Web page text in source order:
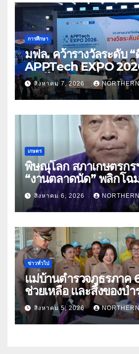
การศึกษา
มฟล. คว้ารางวัลระดับ “
APPTech EXPO
สมุนไพร ขับเคลื่อนนวัต
พาณิชย์
สิงหาคม 7, 2026 NORTHERN
เกษตร
พิษณุโลก สภาเกษตรกร
“งานตลาดนัด” พลิกโฉ
“เกษตรรุ่งเรืองเมืองสอ
ประโยชน์เกษตรกร ดึง
คู่ธุรกิจดันสินค้าเกษตร
สิงหาคม 6, 2026 NORTHERN
ข่าวทั่วไป
แม่บ้านตำรวจภูธรภาค
ช่วยเหลือ และสิ่งของบ
ธิดา ข้าราชการตำรวจจังหวัด
อุทัยธานี
สิงหาคม 5, 2026 NORTHERN